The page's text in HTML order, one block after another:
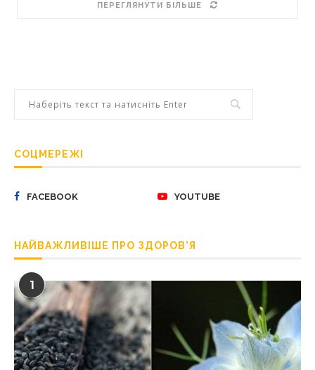
ПЕРЕГЛЯНУТИ БІЛЬШЕ
СОЦМЕРЕЖІ
FACEBOOK YOUTUBE
НАЙВАЖЛИВІШЕ ПРО ЗДОРОВ’Я
1